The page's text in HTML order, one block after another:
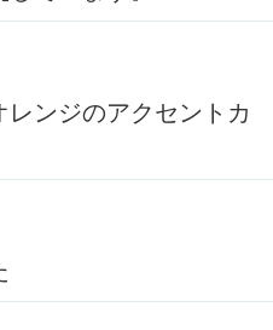
ンジのアクセントカ